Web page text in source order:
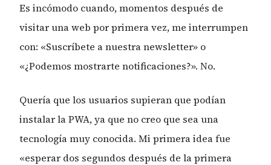
Es incómodo cuando, momentos después de
visitar una web por primera vez, me interrumpen
con: «Suscríbete a nuestra newsletter» o
«¿Podemos mostrarte notificaciones?». No.
Quería que los usuarios supieran que podían
instalar la PWA, ya que no creo que sea una
tecnología muy conocida. Mi primera idea fue
«esperar dos segundos después de la primera